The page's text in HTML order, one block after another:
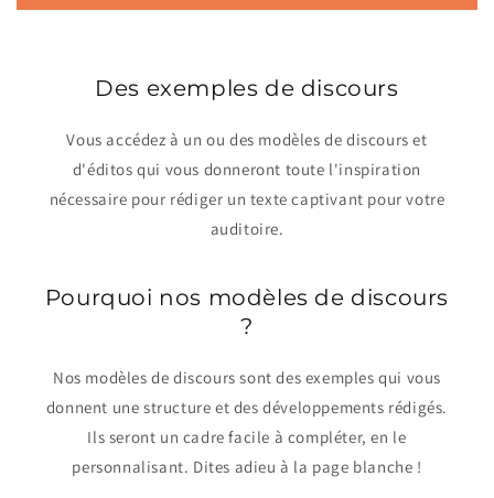
Des exemples de discours
Vous accédez à un ou des modèles de discours et
d'éditos qui vous donneront toute l'inspiration
nécessaire pour rédiger un texte captivant pour votre
auditoire.
Pourquoi nos modèles de discours
?
Nos modèles de discours sont des exemples qui vous
donnent une structure et des développements rédigés.
Ils seront un cadre facile à compléter, en le
personnalisant. Dites adieu à la page blanche !